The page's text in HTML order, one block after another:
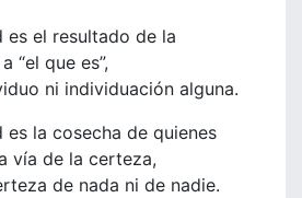
es el resultado de la
“el que es”,
ni individuación alguna.
es la cosecha de quienes
vía de la certeza,
de nada ni de nadie.